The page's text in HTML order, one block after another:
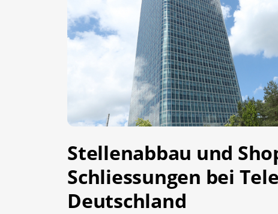
Stellenabbau und
Schliessungen bei
Deutschland